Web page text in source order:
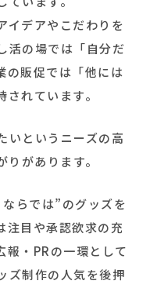
イデアやこだわりを
活の場では「自分だ
の販促では「他には
れています。
いというニーズの高
があります。
らでは”のグッズを
注目や承認欲求の充
報・PRの一環として
ズ制作の人気を後押